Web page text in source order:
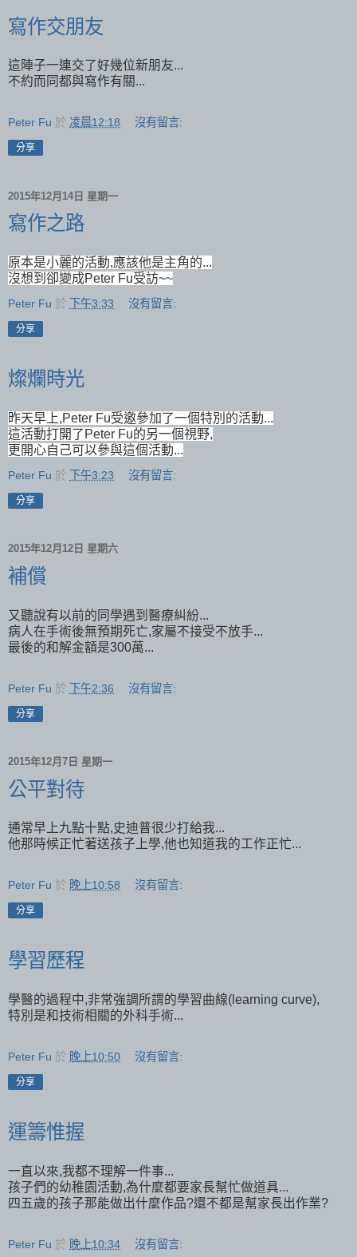
寫作交朋友
這陣子一連交了好幾位新朋友...
不約而同都與寫作有關...
Peter Fu 於 凌晨12:18 沒有留言:
分享
2015年12月14日 星期一
寫作之路
原本是小麗的活動,應該他是主角的...
沒想到卻變成Peter Fu受訪~~
Peter Fu 於 下午3:33 沒有留言:
分享
燦爛時光
昨天早上,Peter Fu受邀參加了一個特別的活動...
這活動打開了Peter Fu的另一個視野,
更開心自己可以參與這個活動...
Peter Fu 於 下午3:23 沒有留言:
分享
2015年12月12日 星期六
補償
又聽說有以前的同學遇到醫療糾紛...
病人在手術後無預期死亡,家屬不接受不放手...
最後的和解金額是300萬...
Peter Fu 於 下午2:36 沒有留言:
分享
2015年12月7日 星期一
公平對待
通常早上九點十點,史迪普很少打給我...
他那時候正忙著送孩子上學,他也知道我的工作正忙...
Peter Fu 於 晚上10:58 沒有留言:
分享
學習歷程
學醫的過程中,非常強調所謂的學習曲線(learning curve),
特別是和技術相關的外科手術...
Peter Fu 於 晚上10:50 沒有留言:
分享
運籌惟握
一直以來,我都不理解一件事...
孩子們的幼稚園活動,為什麼都要家長幫忙做道具...
四五歲的孩子那能做出什麼作品?還不都是幫家長出作業?
Peter Fu 於 晚上10:34 沒有留言: